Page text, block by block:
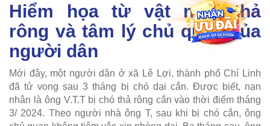
Hiểm họa từ vật nuôi thả
rông và tâm lý chủ quan của
người dân
Mới đây, một người dân ở xã Lê Lợi, thành phố Chí Linh
đã tử vong sau 3 tháng bị chó dại cắn. Được biết, nạn
nhân là ông V.T.T bị chó thả rông cắn vào thời điểm tháng
3/ 2024. Theo người nhà ông T, sau khi bị chó cắn, ông